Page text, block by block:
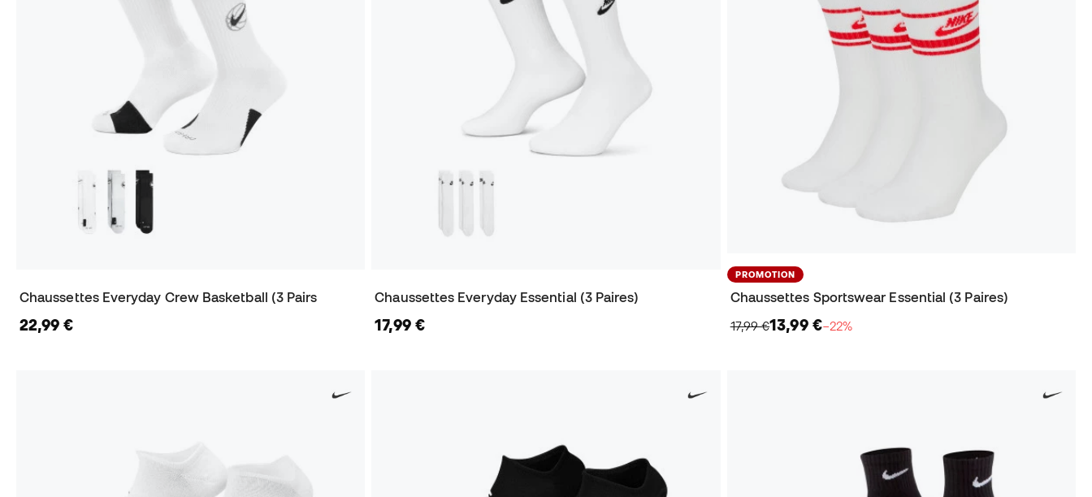
Chaussettes Everyday Crew Basketball (3 Pairs
22,99 €
Chaussettes Everyday Essential (3 Paires)
17,99 €
PROMOTION
Chaussettes Sportswear Essential (3 Paires)
17,99 €13,99 €−22%